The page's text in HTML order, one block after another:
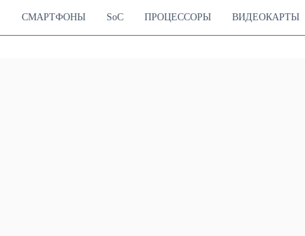
СМАРТФОНЫ SoC ПРОЦЕССОРЫ ВИДЕОКАРТЫ